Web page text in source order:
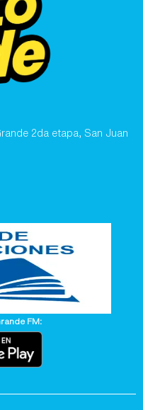
2da etapa, San Juan
FM: